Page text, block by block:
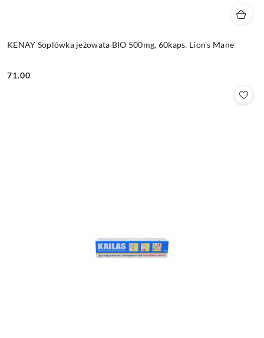
KENAY Soplówka jeżowata BIO 500mg, 60kaps. Lion's Mane
Cena:
71.00